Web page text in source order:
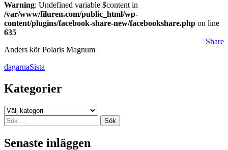
Warning: Undefined variable $content in
/var/www/filuren.com/public_html/wp-
content/plugins/facebook-share-new/facebookshare.php on line
635
Share
Anders kör Polaris Magnum
dagarnaSista
Kategorier
Kategorier
Sök
efter:
Senaste inläggen